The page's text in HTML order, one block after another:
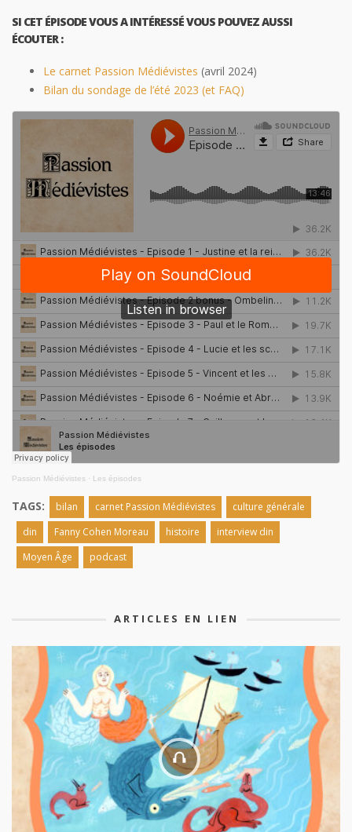
SI CET ÉPISODE VOUS A INTÉRESSÉ VOUS POUVEZ AUSSI
ÉCOUTER :
Le carnet Passion Médiévistes (avril 2024)
Bilan du sondage de l’été 2023 (et FAQ)
Passion Médiévistes · Les épisodes
TAGS: bilan carnet Passion Médiévistes
culture générale
din
Fanny Cohen Moreau histoire
interview din
Moyen Âge
podcast
ARTICLES EN LIEN